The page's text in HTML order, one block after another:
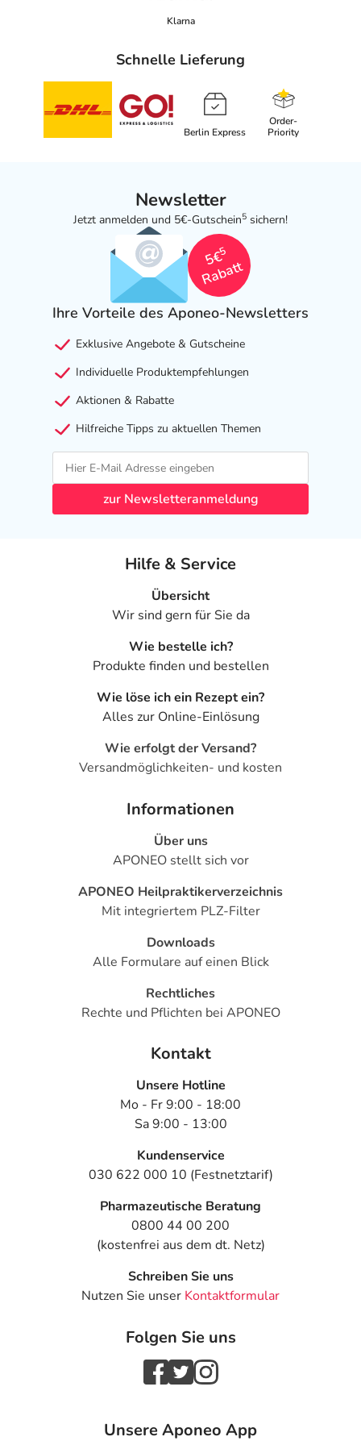
Pulsatilla pratensis in homöopathischer Verdünnung
Adresse des Anbieters/Herstellers
ARCANA Dr. Sewerin GmbH & Co.KG
Klarna
Schnelle Lieferung
Berlin Express
Order-
Priority
Newsletter
Jetzt anmelden und 5€-Gutschein5 sichern!
5€
5
Rabatt
Ihre Vorteile des Aponeo-Newsletters
Exklusive Angebote & Gutscheine
Individuelle Produktempfehlungen
Aktionen & Rabatte
Hilfreiche Tipps zu aktuellen Themen
zur Newsletteranmeldung
Hilfe & Service
Übersicht
Wir sind gern für Sie da
Wie bestelle ich?
Produkte finden und bestellen
Wie löse ich ein Rezept ein?
Alles zur Online-Einlösung
Wie erfolgt der Versand?
Versandmöglichkeiten- und kosten
Informationen
Über uns
APONEO stellt sich vor
APONEO Heilpraktikerverzeichnis
Mit integriertem PLZ-Filter
Downloads
Alle Formulare auf einen Blick
Rechtliches
Rechte und Pflichten bei APONEO
Kontakt
Unsere Hotline
Mo - Fr 9:00 - 18:00
Sa 9:00 - 13:00
Kundenservice
030 622 000 10 (Festnetztarif)
Pharmazeutische Beratung
0800 44 00 200
(kostenfrei aus dem dt. Netz)
Schreiben Sie uns
Nutzen Sie unser Kontaktformular
Folgen Sie uns
Unsere Aponeo App